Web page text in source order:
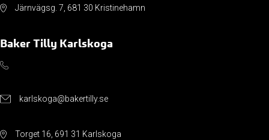
Järnvägsg. 7, 681 30 Kristinehamn
Baker Tilly Karlskoga
karlskoga@bakertilly.se
Torget 16, 691 31 Karlskoga